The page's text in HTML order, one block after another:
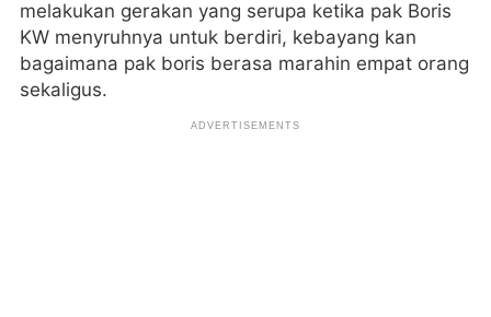
melakukan gerakan yang serupa ketika pak Boris
KW menyruhnya untuk berdiri, kebayang kan
bagaimana pak boris berasa marahin empat orang
sekaligus.